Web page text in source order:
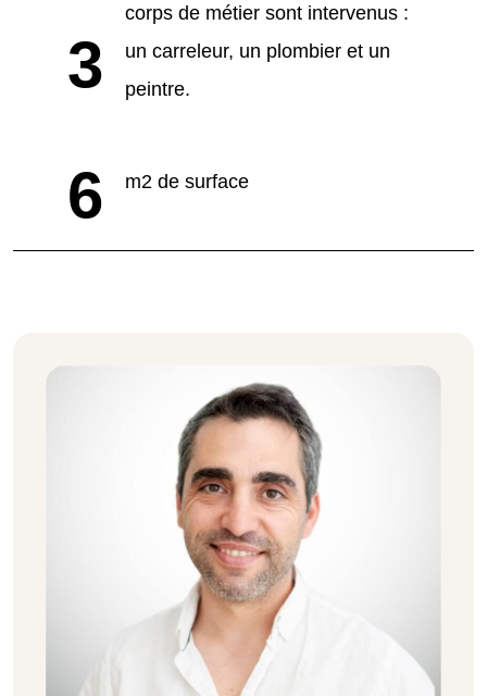
3
corps de métier sont intervenus :
un carreleur, un plombier et un
peintre.
6 m2 de surface